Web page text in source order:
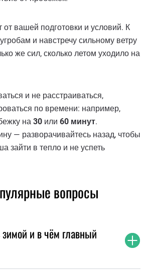
от вашей подготовки и условий. К
и навстречу сильному ветру
же сил, сколько летом уходило на
и не расстраиваться,
по времени: например,
на 30 или 60 минут.
— разворачивайтесь назад, чтобы
зайти в тепло и не успеть
вопросы
и в чём главный